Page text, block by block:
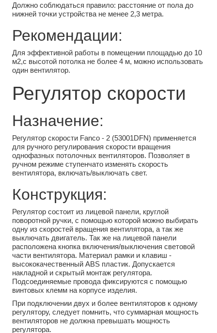
Должно соблюдаться правило: расстояние от пола до
нижней точки устройства не менее 2,3 метра.
Рекомендации:
Для эффективной работы в помещении площадью до 10
м2,с высотой потолка не более 4 м, можно использовать
один вентилятор.
Регулятор скорости
Назначение:
Регулятор скорости Fanco - 2 (53001DFN) применяется
для ручного регулирования скорости вращения
однофазных потолочных вентиляторов. Позволяет в
ручном режиме ступенчато изменять скорость
вентилятора, включать/выключать свет.
Конструкция:
Регулятор состоит из лицевой панели, круглой
поворотной ручки, с помощью которой можно выбирать
одну из скоростей вращения вентилятора, а так же
выключать двигатель. Так же на лицевой панели
расположена кнопка включения/выключения световой
части вентилятора. Материал рамки и клавиш -
высококачественный ABS пластик. Допускается
накладной и скрытый монтаж регулятора.
Подсоединяемые провода фиксируются с помощью
винтовых клемм на корпусе изделия.
При подключении двух и более вентиляторов к одному
регулятору, следует помнить, что суммарная мощность
вентиляторов не должна превышать мощность
регулятора.